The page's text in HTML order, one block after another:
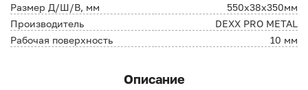
Размер Д/Ш/В, мм
550х38х350мм
Производитель
DEXX PRO METAL
Рабочая поверхность
10 мм
Описание